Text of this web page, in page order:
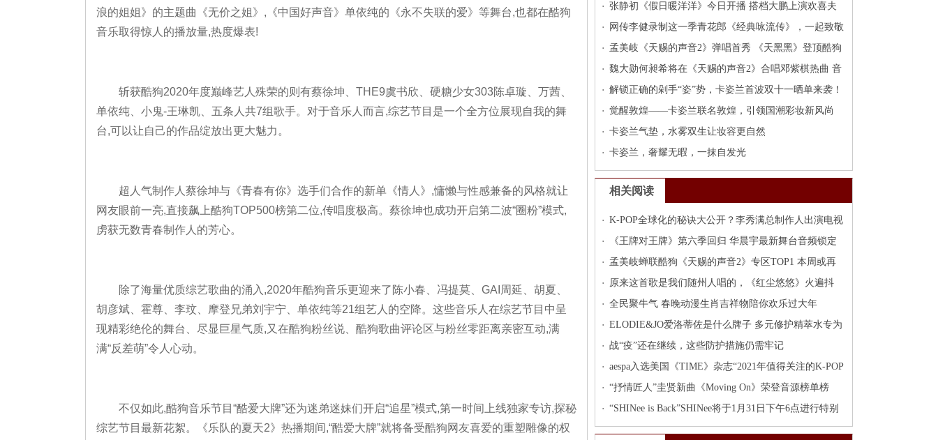
浪的姐姐》的主题曲《无价之姐》,《中国好声音》单依纯的《永不失联的爱》等舞台,也都在酷狗
音乐取得惊人的播放量,热度爆表!
斩获酷狗2020年度巅峰艺人殊荣的则有蔡徐坤、THE9虞书欣、硬糖少女303陈卓璇、万茜、
单依纯、小鬼-王琳凯、五条人共7组歌手。对于音乐人而言,综艺节目是一个全方位展现自我的舞
台,可以让自己的作品绽放出更大魅力。
超人气制作人蔡徐坤与《青春有你》选手们合作的新单《情人》,慵懒与性感兼备的风格就让
网友眼前一亮,直接飙上酷狗TOP500榜第二位,传唱度极高。蔡徐坤也成功开启第二波“圈粉”模式,
虏获无数青春制作人的芳心。
除了海量优质综艺歌曲的涌入,2020年酷狗音乐更迎来了陈小春、冯提莫、GAI周延、胡夏、
胡彦斌、霍尊、李玟、摩登兄弟刘宇宁、单依纯等21组艺人的空降。这些音乐人在综艺节目中呈
现精彩绝伦的舞台、尽显巨星气质,又在酷狗粉丝说、酷狗歌曲评论区与粉丝零距离亲密互动,满
满“反差萌”令人心动。
不仅如此,酷狗音乐节目“酷爱大牌”还为迷弟迷妹们开启“追星”模式,第一时间上线独家专访,探秘
综艺节目最新花絮。《乐队的夏天2》热播期间,“酷爱大牌”就将备受酷狗网友喜爱的重塑雕像的权
张静初《假日暖洋洋》今日开播 搭档大鹏上演欢喜夫
妇“笑果”十足
网传李健录制这一季青花郎《经典咏流传》，一起致敬
英雄
孟美岐《天赐的声音2》弹唱首秀 《天黑黑》登顶酷狗
助力专区
魏大勋何昶希将在《天赐的声音2》合唱邓紫棋热曲 音
频锁定酷狗
解锁正确的剁手“姿”势，卡姿兰首波双十一晒单来袭！
觉醒敦煌——卡姿兰联名敦煌，引领国潮彩妆新风尚
卡姿兰气垫，水雾双生让妆容更自然
卡姿兰，奢耀无暇，一抹自发光
相关阅读
K-POP全球化的秘诀大公开？李秀满总制作人出演电视
节目
《王牌对王牌》第六季回归 华晨宇最新舞台音频锁定
酷狗
孟美岐蝉联酷狗《天赐的声音2》专区TOP1 本周或再
次登顶
原来这首歌是我们随州人唱的，《红尘悠悠》火遍抖
音！
全民聚牛气 春晚动漫生肖吉祥物陪你欢乐过大年
ELODIE&JO爱洛蒂佐是什么牌子 多元修护精萃水专为
干敏易痘肌而生
战“疫”还在继续，这些防护措施仍需牢记
aespa入选美国《TIME》杂志“2021年值得关注的K-POP
新秀”！
“抒情匠人”圭贤新曲《Moving On》荣登音源榜单榜
首！
“SHINee is Back”SHINee将于1月31日下午6点进行特别
直播!